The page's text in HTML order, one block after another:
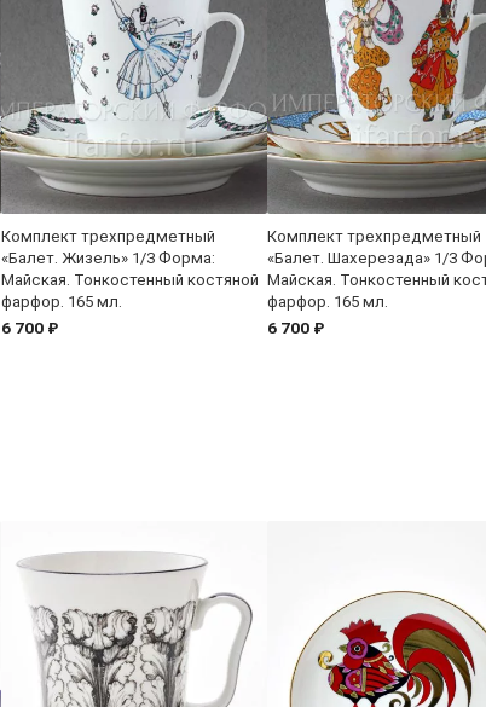
Комплект трехпредметный
«Балет. Жизель» 1/3 Форма:
Майская. Тонкостенный костяной
фарфор. 165 мл.
6 700 ₽
Комплект трехпредметный
«Балет. Шахерезада» 1/3
Майская. Тонкостенный
фарфор. 165 мл.
6 700 ₽